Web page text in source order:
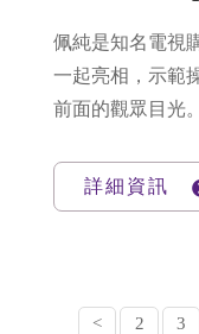
佩純是知名電視
一起亮相，示範
前面的觀眾目光
出又鬆又軟的肥
詳細資訊
< 2 3